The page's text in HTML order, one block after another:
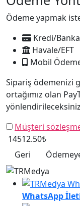
Ödeme yapmak
Kredi/
Havale/EFT
Mobil
Sipariş ödemenizi
ortağımız olan
Müşteri
14512.50₺
Geri
WhatsApp